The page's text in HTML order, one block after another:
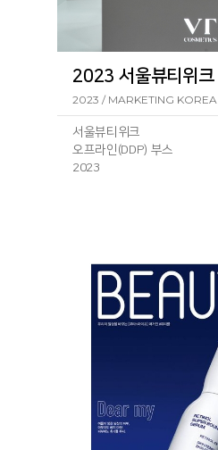
2023 서울뷰티위크
2023 / MARKETING KOREA
서울뷰티위크
오프라인(DDP) 부스
2023